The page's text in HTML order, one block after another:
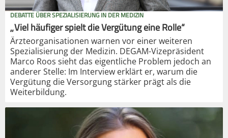
DEBATTE ÜBER SPEZIALISIERUNG IN DER MEDIZIN
„Viel häufiger spielt die Vergütung eine Rolle“
Ärzteorganisationen warnen vor einer weiteren
Spezialisierung der Medizin. DEGAM-Vizepräsident
Marco Roos sieht das eigentliche Problem jedoch an
anderer Stelle: Im Interview erklärt er, warum die
Vergütung die Versorgung stärker prägt als die
Weiterbildung.